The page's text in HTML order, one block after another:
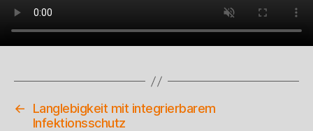
←
Langlebigkeit mit integrierbarem
Infektionsschutz